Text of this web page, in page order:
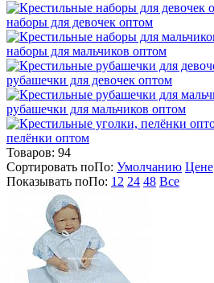
наборы для девочек оптом
наборы для мальчиков оптом
рубашечки для девочек оптом
рубашечки для мальчиков оптом
пелёнки оптом
Товаров: 94
Сортировать поПо: Умолчанию Цене
Показывать поПо: 12 24 48 Все